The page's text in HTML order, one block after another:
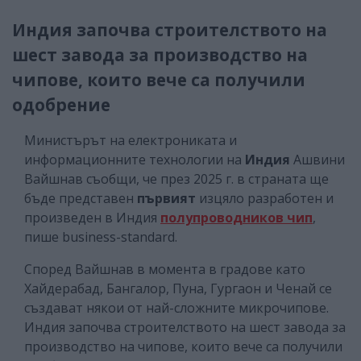
Индия започва строителството на
шест завода за производство на
чипове, които вече са получили
одобрение
Министърът на електрониката и
информационните технологии на Индия Ашвини
Вайшнав съобщи, че през 2025 г. в страната ще
бъде представен първият изцяло разработен и
произведен в Индия полупроводников чип,
пише business-standard.
Според Вайшнав в момента в градове като
Хайдерабад, Бангалор, Пуна, Гургаон и Ченай се
създават някои от най-сложните микрочипове.
Индия започва строителството на шест завода за
производство на чипове, които вече са получили